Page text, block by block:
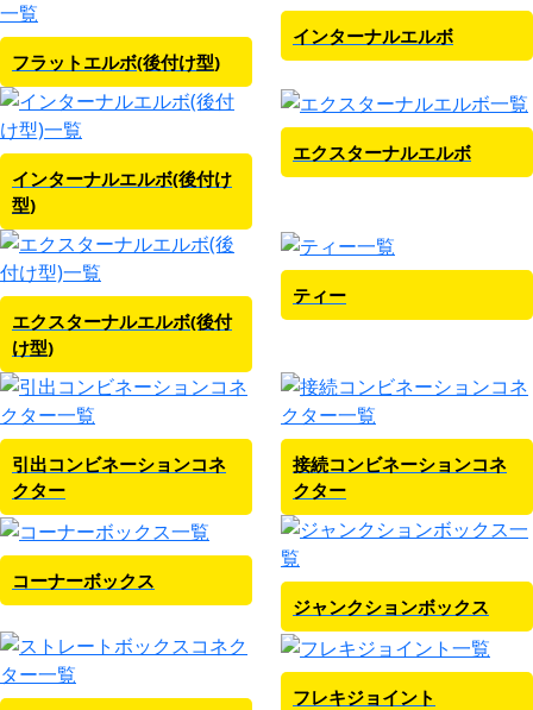
フラットエルボ(後付け型)
インターナルエルボ
インターナルエルボ(後付け
型)
エクスターナルエルボ
エクスターナルエルボ(後付
け型)
ティー
引出コンビネーションコネ
クター
接続コンビネーションコネ
クター
コーナーボックス
ジャンクションボックス
フレキジョイント